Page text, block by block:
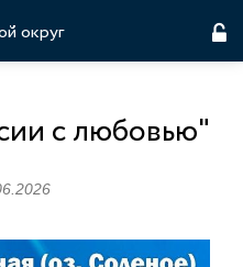
округ
с любовью"